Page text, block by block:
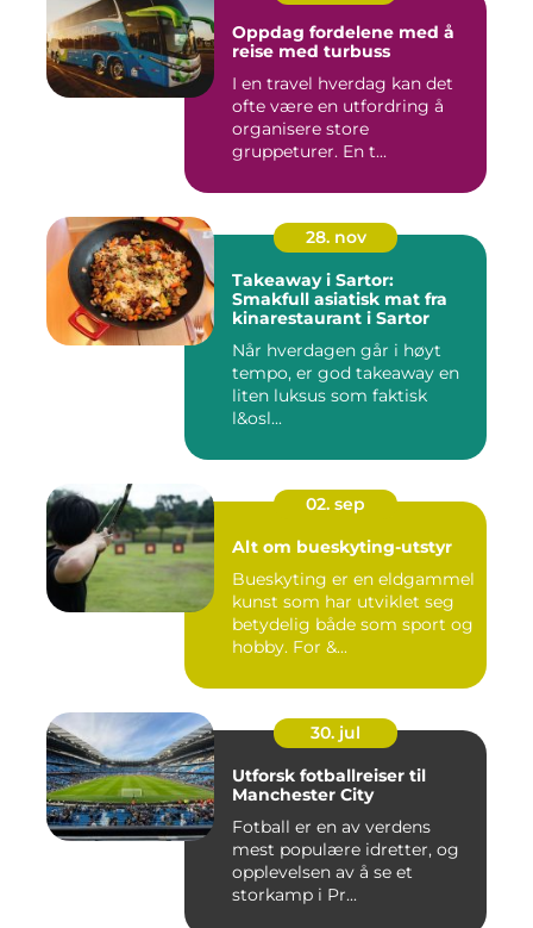
Oppdag fordelene med å
reise med turbuss
I en travel hverdag kan det
ofte være en utfordring å
organisere store
gruppeturer. En t...
28. nov
Takeaway i Sartor:
Smakfull asiatisk mat fra
kinarestaurant i Sartor
Når hverdagen går i høyt
tempo, er god takeaway en
liten luksus som faktisk
l&osl...
02. sep
Alt om bueskyting-utstyr
Bueskyting er en eldgammel
kunst som har utviklet seg
betydelig både som sport og
hobby. For &...
30. jul
Utforsk fotballreiser til
Manchester City
Fotball er en av verdens
mest populære idretter, og
opplevelsen av å se et
storkamp i Pr...